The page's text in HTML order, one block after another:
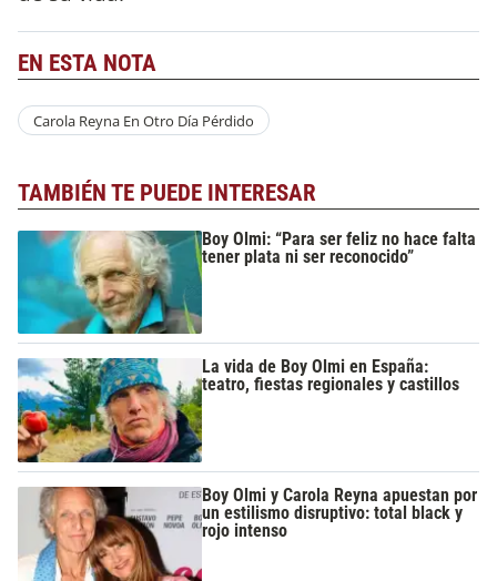
EN ESTA NOTA
Carola Reyna En Otro Día Pérdido
TAMBIÉN TE PUEDE INTERESAR
Boy Olmi: “Para ser feliz no hace falta
tener plata ni ser reconocido”
La vida de Boy Olmi en España:
teatro, fiestas regionales y castillos
Boy Olmi y Carola Reyna apuestan por
un estilismo disruptivo: total black y
rojo intenso